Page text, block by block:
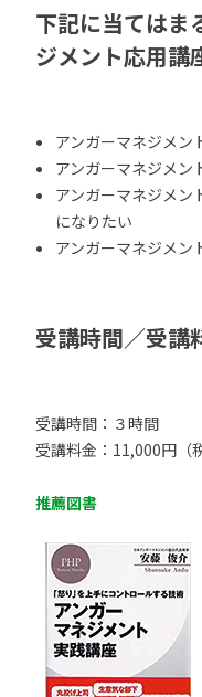
下記に当てはま
ジメント応用講
アンガーマネジメン
アンガーマネジメン
アンガーマネジメン
になりたい
アンガーマネジメン
受講時間／受講
受講時間：３時間
受講料金：11,000円（
推薦図書